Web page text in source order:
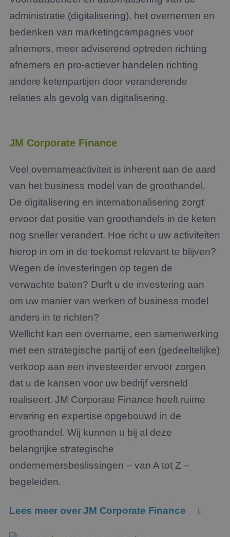
administratie (digitalisering), het overnemen en
bedenken van marketingcampagnes voor
afnemers, meer adviserend optreden richting
afnemers en pro-actiever handelen richting
andere ketenpartijen door veranderende
relaties als gevolg van digitalisering.
JM Corporate Finance
Veel overnameactiviteit is inherent aan de aard
van het business model van de groothandel.
De digitalisering en internationalisering zorgt
ervoor dat positie van groothandels in de keten
nog sneller verandert. Hoe richt u uw activiteiten
hierop in om in de toekomst relevant te blijven?
Wegen de investeringen op tegen de
verwachte baten? Durft u de investering aan
om uw manier van werken of business model
anders in te richten?
Wellicht kan een overname, een samenwerking
met een strategische partij of een (gedeeltelijke)
verkoop aan een investeerder ervoor zorgen
dat u de kansen voor uw bedrijf versneld
realiseert. JM Corporate Finance heeft ruime
ervaring en expertise opgebouwd in de
groothandel. Wij kunnen u bij al deze
belangrijke strategische
ondernemersbeslissingen – van A tot Z –
begeleiden.
Lees meer over JM Corporate Finance